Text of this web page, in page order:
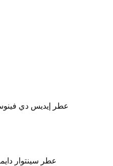
عطر إيديس دي
عطر سينتوار